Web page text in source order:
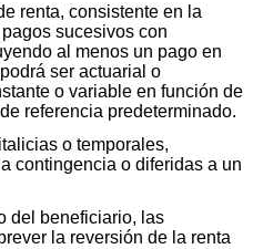
renta, consistente en la
sucesivos con
al menos un pago en
ser actuarial o
o variable en función de
referencia predeterminado.
o temporales,
contingencia o diferidas a un
del beneficiario, las
la reversión de la renta